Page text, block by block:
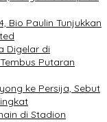
Bio Paulin Tunjukkan
Digelar di
Putaran
ke Persija, Sebut
di Stadion